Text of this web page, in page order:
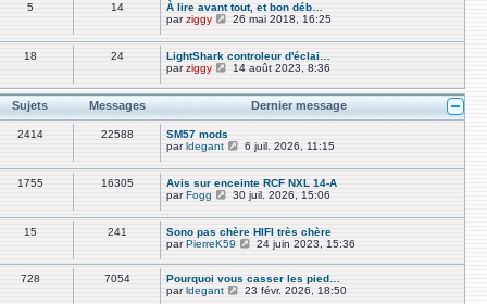
5 14
À lire avant tout, et bon déb…
parziggy
V
i
r
d
i
e
m
e
s
a
g
e
26 mai 2018, 16:25
18 24
LightShark controleur d'éclai…
parziggy
V
i
d
e
i
e
m
e
s
g
e
14 août 2023, 8:36
Sujets Messages Dernier message
2414 22588
SM57 mods
parldegant
V
i
r
l
d
e
r
n
i
e
6 juil. 2026, 11:15
1755 16305
Avis sur enceinte RCF NXL 14-A
parFogg
V
i
r
l
d
e
r
30 juil. 2026, 15:06
15 241
Sono pas chère HIFI très chère
parPierreK59
V
i
r
l
24 juin 2023, 15:36
728 7054
Pourquoi vous casser les pied…
parldegant
V23 févr. 2026, 18:50